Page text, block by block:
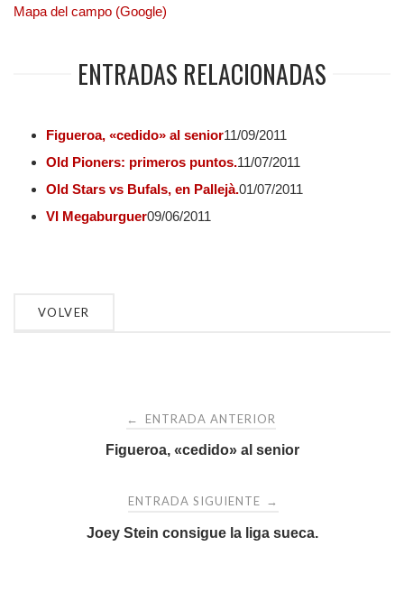
Mapa del campo (Google)
ENTRADAS RELACIONADAS
Figueroa, «cedido» al senior11/09/2011
Old Pioners: primeros puntos.11/07/2011
Old Stars vs Bufals, en Pallejà.01/07/2011
VI Megaburguer09/06/2011
← ENTRADA ANTERIOR
Figueroa, «cedido» al senior
ENTRADA SIGUIENTE →
Joey Stein consigue la liga sueca.